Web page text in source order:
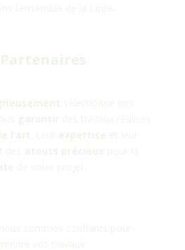
l’ensemble de la Loire-
sommes confiants pour